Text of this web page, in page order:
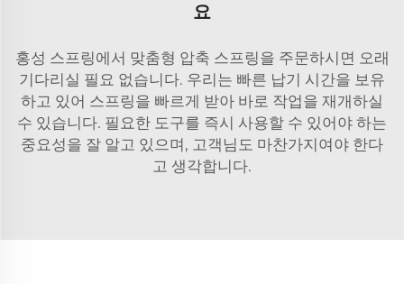
요
홍성 스프링에서 맞춤형 압축 스프링을 주문하시면 오래
기다리실 필요 없습니다. 우리는 빠른 납기 시간을 보유
하고 있어 스프링을 빠르게 받아 바로 작업을 재개하실
수 있습니다. 필요한 도구를 즉시 사용할 수 있어야 하는
중요성을 잘 알고 있으며, 고객님도 마찬가지여야 한다
고 생각합니다.